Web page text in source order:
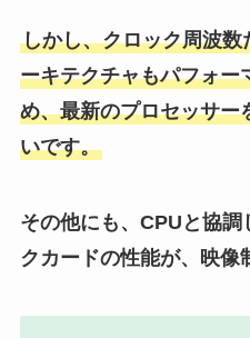
しかし、クロック周波
ーキテクチャもパフォー
め、最新のプロセッサー
いです。
その他にも、CPUと協
クカードの性能が、映像